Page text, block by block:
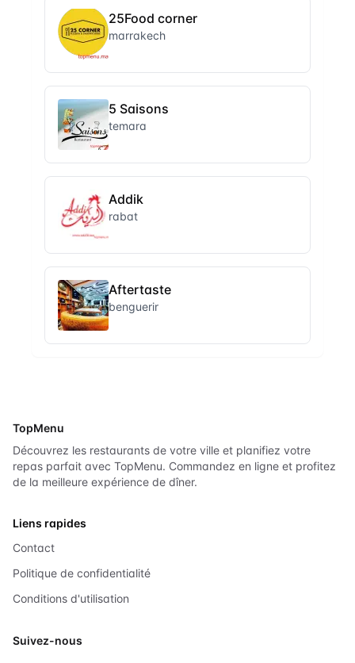
25Food corner
marrakech
5 Saisons
temara
Addik
rabat
Aftertaste
benguerir
TopMenu
Découvrez les restaurants de votre ville et planifiez votre
repas parfait avec TopMenu. Commandez en ligne et profitez
de la meilleure expérience de dîner.
Liens rapides
Contact
Politique de confidentialité
Conditions d'utilisation
Suivez-nous